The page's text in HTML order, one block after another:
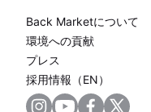
Back Marketについて
環境への貢献
プレス
採用情報（EN）